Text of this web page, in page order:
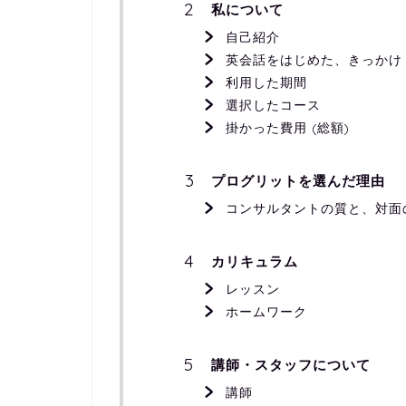
私について
自己紹介
英会話をはじめた、きっかけ
利用した期間
選択したコース
掛かった費用 (総額)
プログリットを選んだ理由
コンサルタントの質と、対面
カリキュラム
レッスン
ホームワーク
講師・スタッフについて
講師